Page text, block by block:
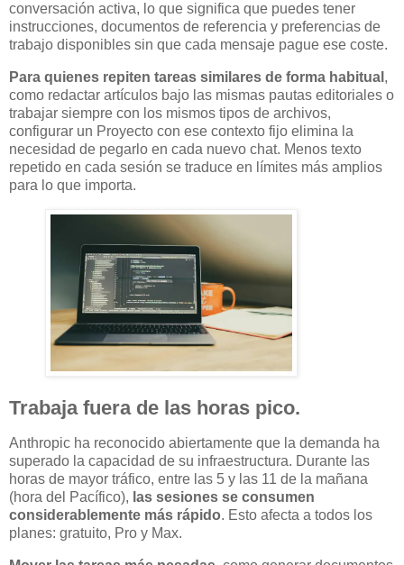
conversación activa, lo que significa que puedes tener
instrucciones, documentos de referencia y preferencias de
trabajo disponibles sin que cada mensaje pague ese coste.
Para quienes repiten tareas similares de forma habitual ,
como redactar artículos bajo las mismas pautas editoriales o
trabajar siempre con los mismos tipos de archivos,
configurar un Proyecto con ese contexto fijo elimina la
necesidad de pegarlo en cada nuevo chat. Menos texto
repetido en cada sesión se traduce en límites más amplios
para lo que importa.
Trabaja fuera de las horas pico.
Anthropic ha reconocido abiertamente que la demanda ha
superado la capacidad de su infraestructura. Durante las
horas de mayor tráfico, entre las 5 y las 11 de la mañana
(hora del Pacífico), las sesiones se consumen
considerablemente más rápido. Esto afecta a todos los
planes: gratuito, Pro y Max.